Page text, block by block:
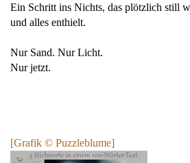
Ein Schritt ins Nichts, das plötzlich still
und alles enthielt.
Nur Sand. Nur Licht.
Nur jetzt.
[Grafik © Puzzleblume]